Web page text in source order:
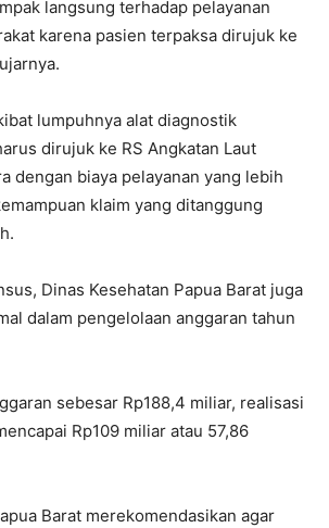
langsung terhadap pelayanan
karena pasien terpaksa dirujuk ke
lumpuhnya alat diagnostik
dirujuk ke RS Angkatan Laut
dengan biaya pelayanan yang lebih
klaim yang ditanggung
Dinas Kesehatan Papua Barat juga
dalam pengelolaan anggaran tahun
sebesar Rp188,4 miliar, realisasi
Rp109 miliar atau 57,86
Barat merekomendasikan agar